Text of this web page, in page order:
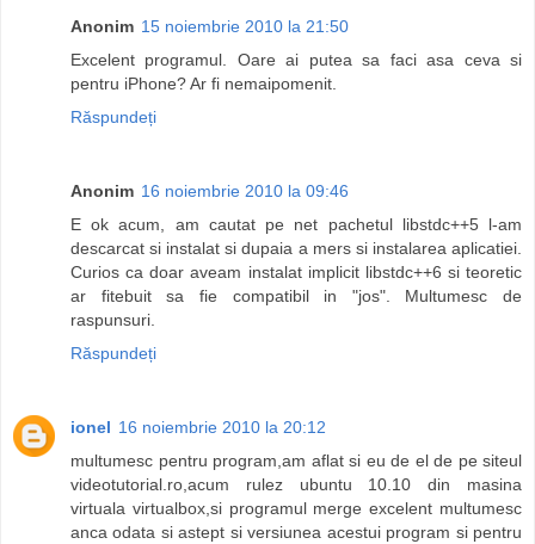
Anonim 15 noiembrie 2010 la 21:50
Excelent programul. Oare ai putea sa faci asa ceva si
pentru iPhone? Ar fi nemaipomenit.
Răspundeți
Anonim 16 noiembrie 2010 la 09:46
E ok acum, am cautat pe net pachetul libstdc++5 l-am
descarcat si instalat si dupaia a mers si instalarea aplicatiei.
Curios ca doar aveam instalat implicit libstdc++6 si teoretic
ar fitebuit sa fie compatibil in "jos". Multumesc de
raspunsuri.
Răspundeți
ionel 16 noiembrie 2010 la 20:12
multumesc pentru program,am aflat si eu de el de pe siteul
videotutorial.ro,acum rulez ubuntu 10.10 din masina
virtuala virtualbox,si programul merge excelent multumesc
anca odata si astept si versiunea acestui program si pentru